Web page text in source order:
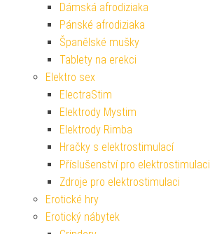
Dámská afrodiziaka
Pánské afrodiziaka
Španělské mušky
Tablety na erekci
Elektro sex
ElectraStim
Elektrody Mystim
Elektrody Rimba
Hračky s elektrostimulací
Příslušenství pro elektrostimulaci
Zdroje pro elektrostimulaci
Erotické hry
Erotický nábytek